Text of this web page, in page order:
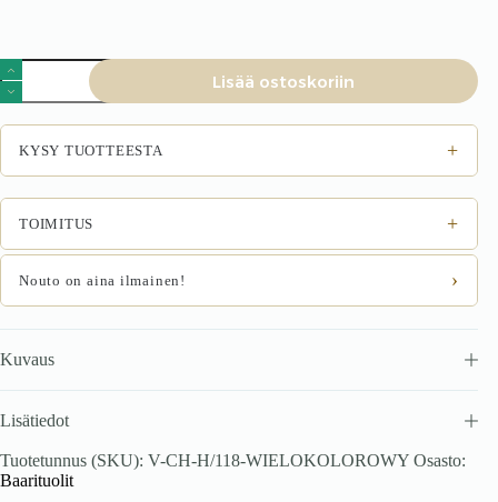
Baarituoli
PRISMA,
monivärinen
määrä
Lisää ostoskoriin
KYSY TUOTTEESTA +
TOIMITUS +
Nouto on aina ilmainen! ›
Kuvaus
Lisätiedot
Tuotetunnus (SKU): V-CH-H/118-WIELOKOLOROWY Osasto:
Baarituolit